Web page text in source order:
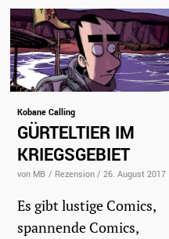
Kobane Calling
GÜRTELTIER IM
KRIEGSGEBIET
von MB / Rezension / 26. August 2017
Es gibt lustige Comics,
spannende Comics,